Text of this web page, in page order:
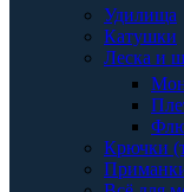
Удилища
Катушки
Леска и
Крючки